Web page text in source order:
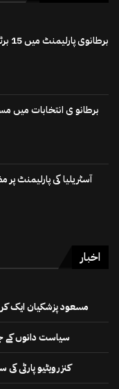
برطانو ی انتخابات میں
آسٹریلیا کی پارلیمنٹ
اخبار
مسعود پزشکیان ایک کروڑ 70 لاکھ ووٹ حاصل کرکے ایران کے
سیاست دانوں کے
کنزرویٹیو پارٹی